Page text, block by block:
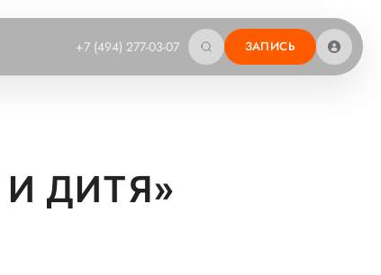
+7 (494) 277-03-07 ЗАПИСЬ
ДИТЯ»